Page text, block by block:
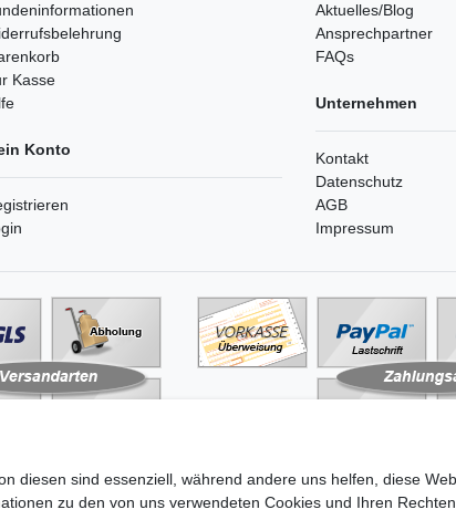
Kasse
Konto
Aktuelles/Blog
Ansprechpartner
FAQs
Unternehmen
Kontakt
Datenschutz
AGB
Impressum
diesen sind essenziell, während andere uns helfen, diese
zu den von uns verwendeten Cookies und Ihren